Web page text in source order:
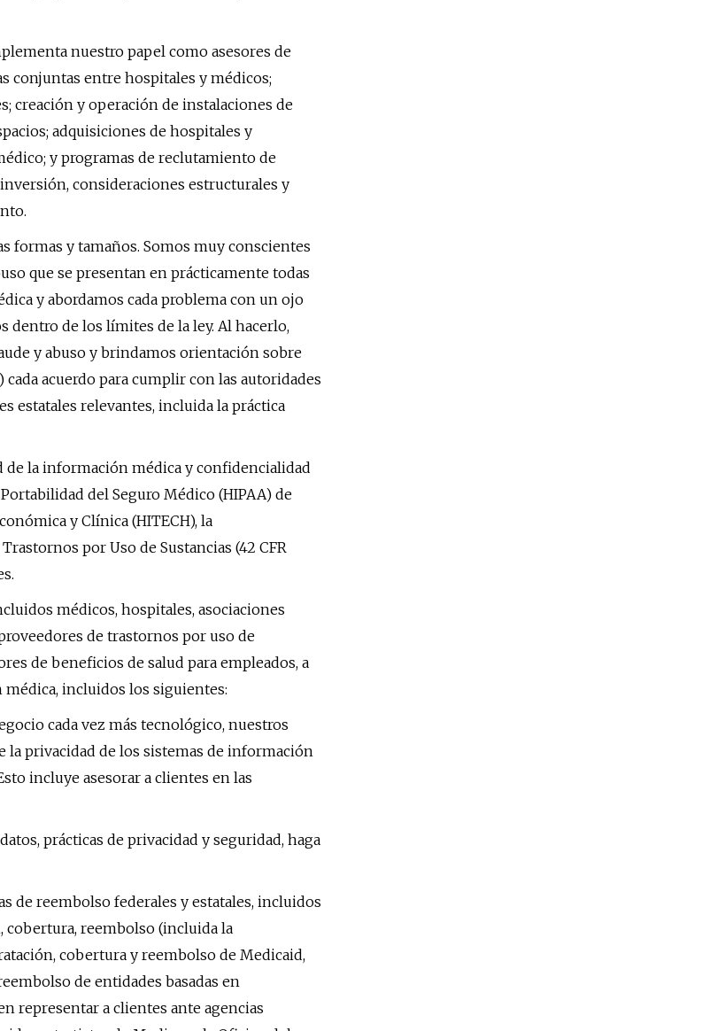
nuestro papel como asesores de
conjuntas entre hospitales y médicos;
creación y operación de instalaciones de
adquisiciones de hospitales y
y programas de reclutamiento de
consideraciones estructurales y
formas y tamaños. Somos muy conscientes
que se presentan en prácticamente todas
y abordamos cada problema con un ojo
dentro de los límites de la ley. Al hacerlo,
y abuso y brindamos orientación sobre
acuerdo para cumplir con las autoridades
estatales relevantes, incluida la práctica
de la información médica y confidencialidad
del Seguro Médico (HIPAA) de
y Clínica (HITECH), la
por Uso de Sustancias (42 CFR
médicos, hospitales, asociaciones
de trastornos por uso de
de beneficios de salud para empleados, a
médica, incluidos los siguientes:
cada vez más tecnológico, nuestros
la privacidad de los sistemas de información
incluye asesorar a clientes en las
prácticas de privacidad y seguridad, haga
de reembolso federales y estatales, incluidos
cobertura, reembolso (incluida la
cobertura y reembolso de Medicaid,
de entidades basadas en
representar a clientes ante agencias